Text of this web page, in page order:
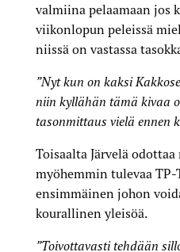
valmiina pelaamaan jos
viikonlopun peleissä
niissä on vastassa
”Nyt kun on kaksi
niin kyllähän tämä kivaa
tasonmittaus vielä ennen
Toisaalta Järvelä
myöhemmin tulevaa TP-
ensimmäinen johon
kourallinen yleisöä.
”Toivottavasti tehdään